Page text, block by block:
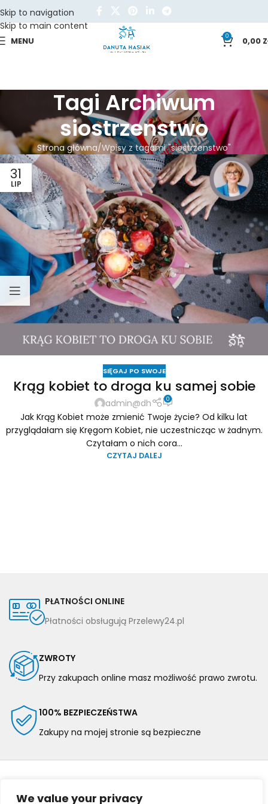
We value your privacy
Skip to navigation
Skip to main content
MENU 0 0,00
Tagi Archiwum
siostrzenstwo
Strona główna Wpisy z tagami "siostrzenstwo"
31
LIP
SIĘGAJ PO SWOJE
Krąg kobiet to droga ku samej sobie
admin@dh 0
Jak Krąg Kobiet może zmienić Twoje życie? Od kilku lat
przyglądałam się Kręgom Kobiet, nie uczestnicząc w żadnym.
Czytałam o nich cora...
CZYTAJ DALEJ
PŁATNOŚCI ONLINE
Płatności obsługują Przelewy24.pl
ZWROTY
Przy zakupach online masz możliwość prawo zwrotu.
100% BEZPIECZEŃSTWA
Zakupy na mojej stronie są bezpieczne